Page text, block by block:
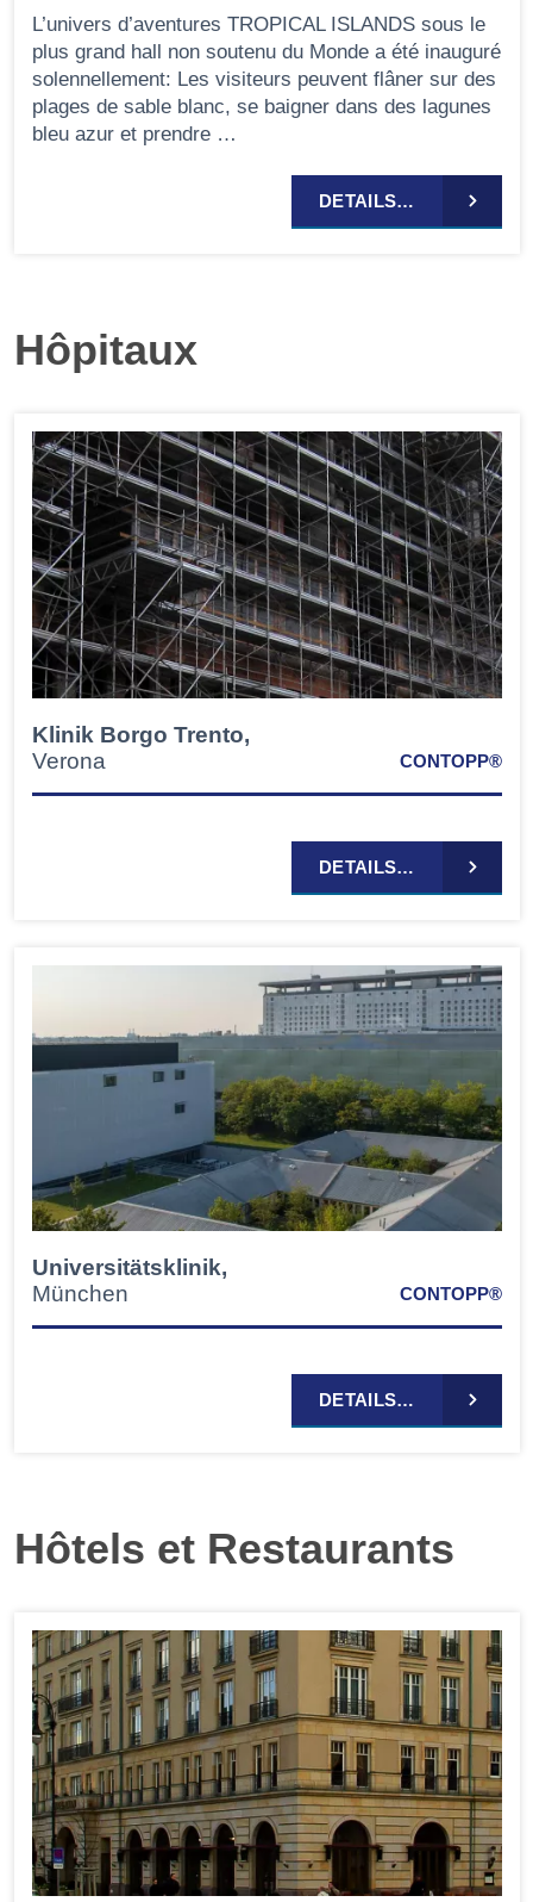
L’univers d’aventures TROPICAL ISLANDS sous le
plus grand hall non soutenu du Monde a été inauguré
solennellement: Les visiteurs peuvent flâner sur des
plages de sable blanc, se baigner dans des lagunes
bleu azur et prendre …
DETAILS…
Hôpitaux
Klinik Borgo Trento,
Verona
CONTOPP®
DETAILS…
Universitätsklinik,
München
CONTOPP®
DETAILS…
Hôtels et Restaurants